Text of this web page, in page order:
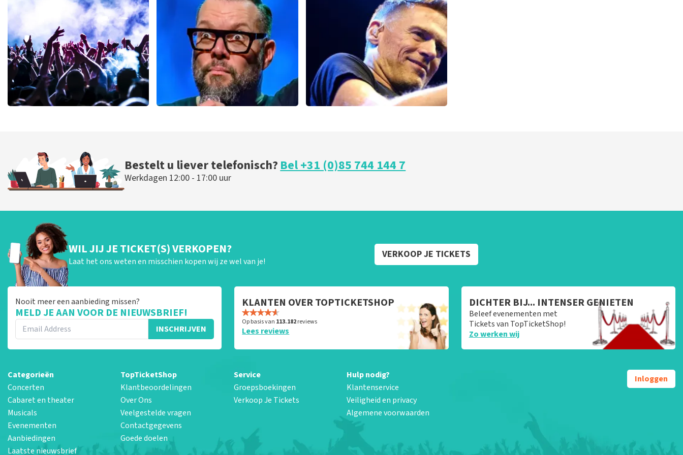
laatste 30 minuten
BESTEL NU
laatste 30 minuten
BESTEL NU
laatste 30 minuten
BESTEL NU
BESTEL NU
Bestelt u liever telefonisch?Bel +31 (0)85 744 144 7
Werkdagen 12:00 - 17:00 uur
WIL JIJ JE TICKET(S) VERKOPEN?
Laat het ons weten en misschien kopen wij ze wel van je!
VERKOOP JE TICKETS
Nooit meer een aanbieding missen?
MELD JE AAN VOOR DE NIEUWSBRIEF!
INSCHRIJVEN
KLANTEN OVER TOPTICKETSHOP
Op basis van 113.182reviews
Lees reviews
DICHTER BIJ... INTENSER GENIETEN
Beleef evenementen met
Tickets van TopTicketShop!
Zo werken wij
Categorieën
Concerten
Cabaret en theater
Musicals
Evenementen
Aanbiedingen
Laatste nieuwsbrief
TopTicketShop
Klantbeoordelingen
Over Ons
Veelgestelde vragen
Contactgegevens
Goede doelen
Service
Groepsboekingen
Verkoop Je Tickets
Hulp nodig?
Klantenservice
Veiligheid en privacy
Algemene voorwaarden
Inloggen